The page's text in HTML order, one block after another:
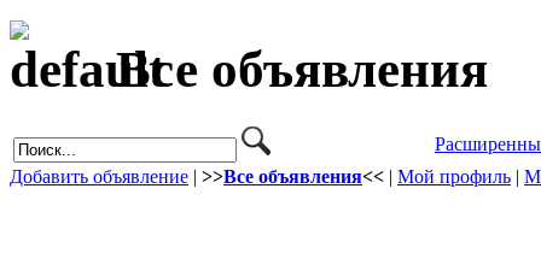
Все объявления
Добавить объявление | >>Все объявления<< | Мой профиль |